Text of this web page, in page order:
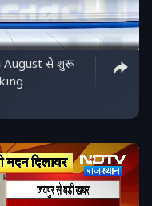
August से शुरू